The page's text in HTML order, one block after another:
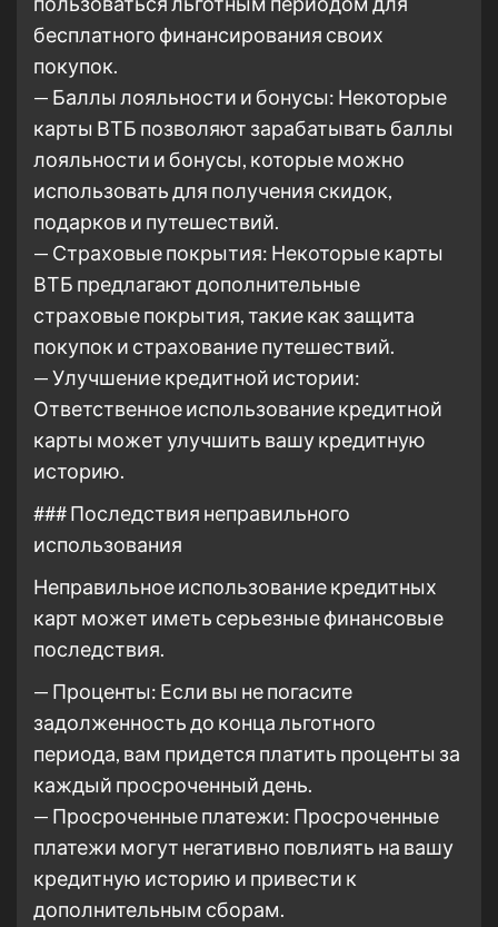
бесплатного финансирования своих
покупок.
— Баллы лояльности и бонусы: Некоторые
карты ВТБ позволяют зарабатывать баллы
лояльности и бонусы, которые можно
использовать для получения скидок,
подарков и путешествий.
— Страховые покрытия: Некоторые карты
ВТБ предлагают дополнительные
страховые покрытия, такие как защита
покупок и страхование путешествий.
— Улучшение кредитной истории:
Ответственное использование кредитной
карты может улучшить вашу кредитную
историю.
### Последствия неправильного
использования
Неправильное использование кредитных
карт может иметь серьезные финансовые
последствия.
— Проценты: Если вы не погасите
задолженность до конца льготного
периода, вам придется платить проценты за
каждый просроченный день.
— Просроченные платежи: Просроченные
платежи могут негативно повлиять на вашу
кредитную историю и привести к
дополнительным сборам.